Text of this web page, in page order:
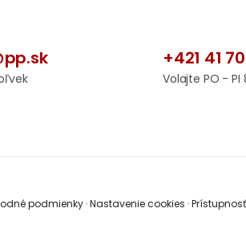
+421 41
Volajte PO - PI
podmienky ·Nastavenie cookies ·Prístupnosť